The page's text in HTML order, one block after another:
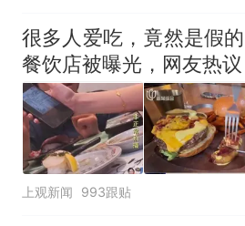
很多人爱吃，竟然是假
餐饮店被曝光，网友热议
上观新闻 993跟贴